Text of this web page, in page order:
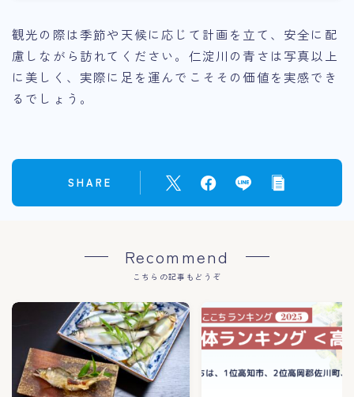
観光の際は季節や天候に応じて計画を立て、安全に配
慮しながら訪れてください。仁淀川の青さは写真以上
に美しく、実際に足を運んでこそその価値を実感でき
るでしょう。
SHARE
Recommend
こちらの記事もどうぞ